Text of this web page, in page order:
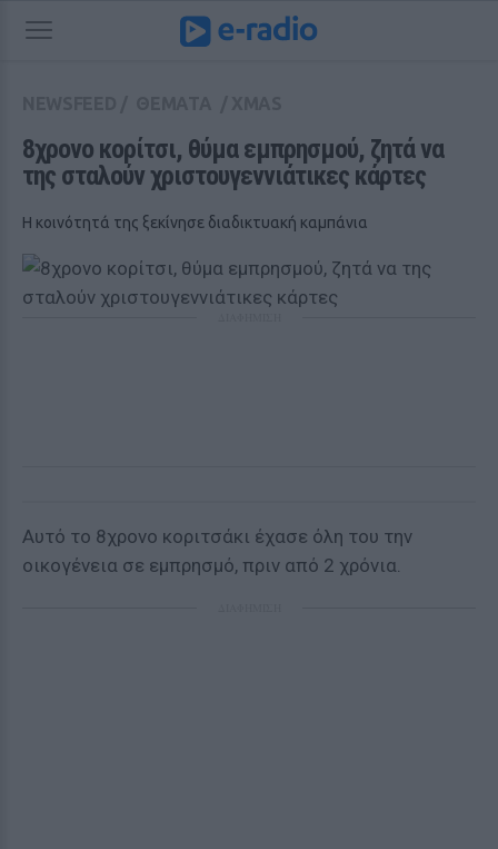
8χρονο κορίτσι, θύμα εμπρησμού, ζητά να
της σταλούν χριστουγεννιάτικες κάρτες
Η κοινότητά της ξεκίνησε διαδικτυακή καμπάνια
Αυτό το 8χρονο κοριτσάκι έχασε όλη του την
οικογένεια σε εμπρησμό, πριν από 2 χρόνια.